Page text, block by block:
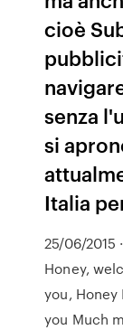
cioè
senza
si
Italia
25/06/2015
Honey,
you,
you Much